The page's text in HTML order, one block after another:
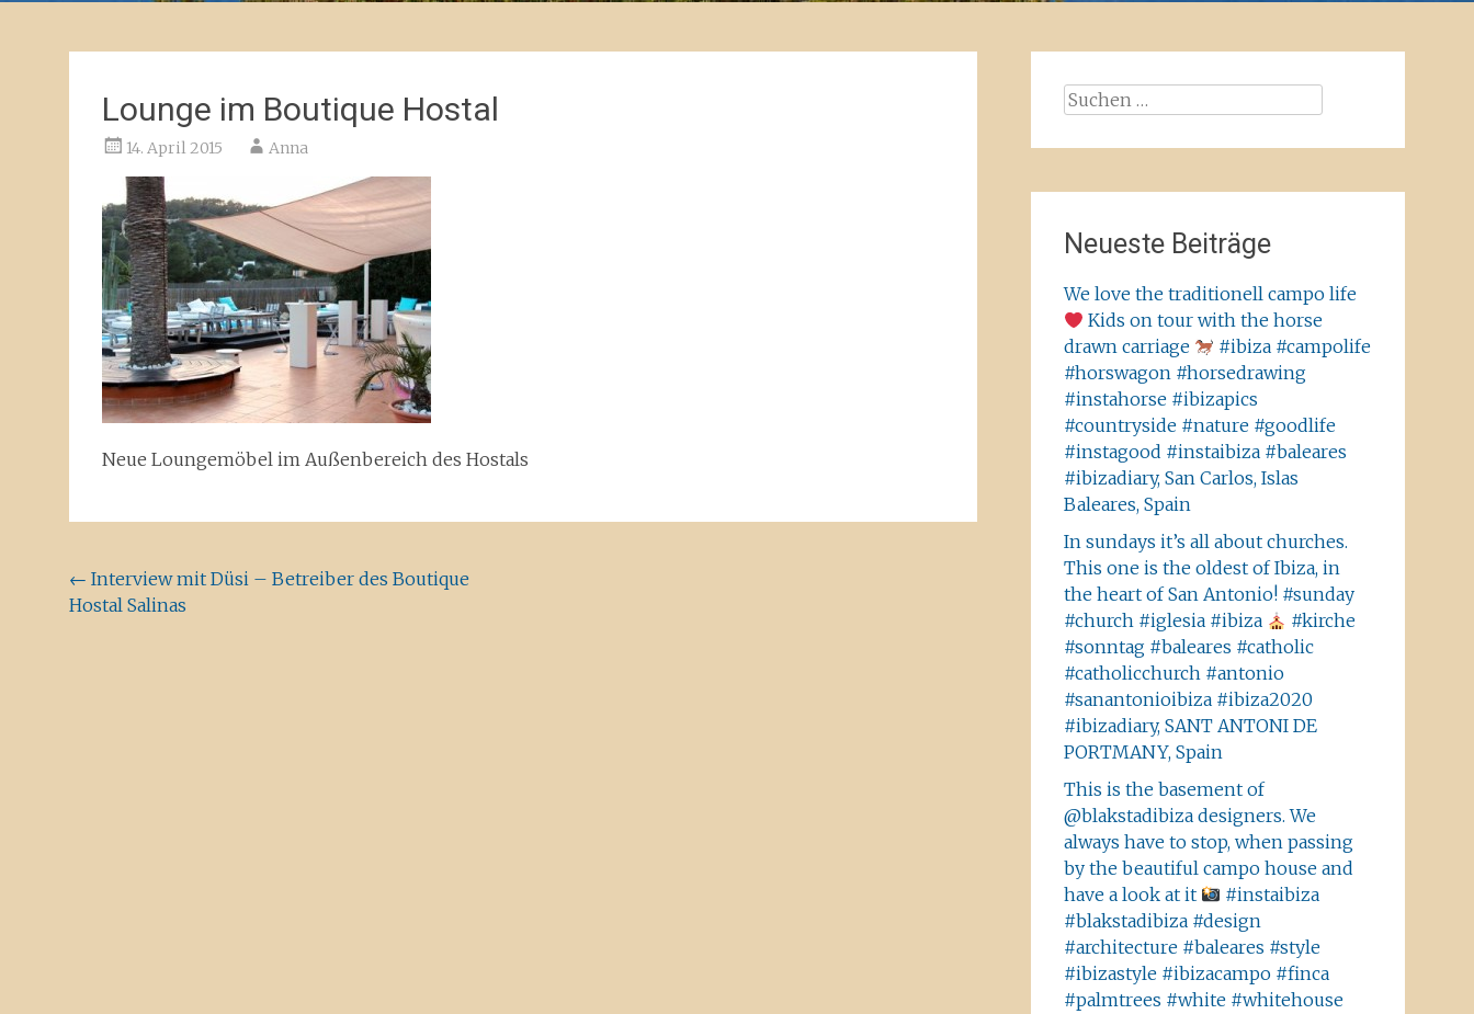
Lounge im Boutique Hostal
14. April 2015 Anna
Neue Loungemöbel im Außenbereich des Hostals
Beitragsnavigation
← Interview mit Düsi – Betreiber des Boutique
Hostal Salinas
Suchen
Neueste Beiträge
We love the traditionell campo life
Kids on tour with the horse
drawn carriage
#ibiza #campolife
#horswagon #horsedrawing
#instahorse #ibizapics
#countryside #nature #goodlife
#instagood #instaibiza #baleares
#ibizadiary, San Carlos, Islas
Baleares, Spain
In sundays it’s all about churches.
This one is the oldest of Ibiza, in
the heart of San Antonio! #sunday
#church #iglesia #ibiza
#kirche
#sonntag #baleares #catholic
#catholicchurch #antonio
#sanantonioibiza #ibiza2020
#ibizadiary, SANT ANTONI DE
PORTMANY, Spain
This is the basement of
@blakstadibiza designers. We
always have to stop, when passing
by the beautiful campo house and
have a look at it
#instaibiza
#blakstadibiza #design
#architecture #baleares #style
#ibizastyle #ibizacampo #finca
#palmtrees #white #whitehouse